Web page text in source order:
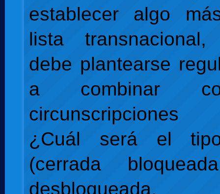
establecer algo
lista
debe plantearse
a combinar
circunscripciones
¿Cuál será el
(cerrada
desbloqueada,